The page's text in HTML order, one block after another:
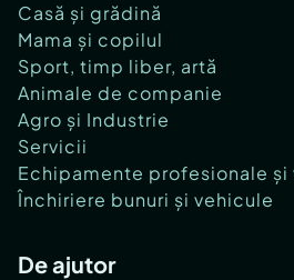
Casă și grădină
Mama și copilul
Sport, timp liber, artă
Animale de companie
Agro și Industrie
Servicii
Echipamente profesionale și
Închiriere bunuri și vehicule
De ajutor